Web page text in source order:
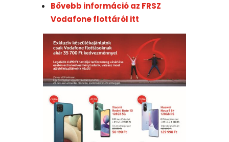
Bővebb információ az FRSZ
Vodafone flottáról itt